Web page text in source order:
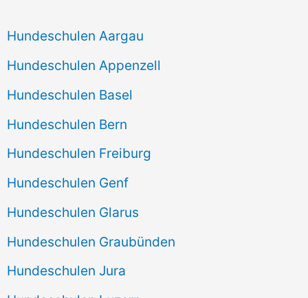
Hundeschulen Aargau
Hundeschulen Appenzell
Hundeschulen Basel
Hundeschulen Bern
Hundeschulen Freiburg
Hundeschulen Genf
Hundeschulen Glarus
Hundeschulen Graubünden
Hundeschulen Jura